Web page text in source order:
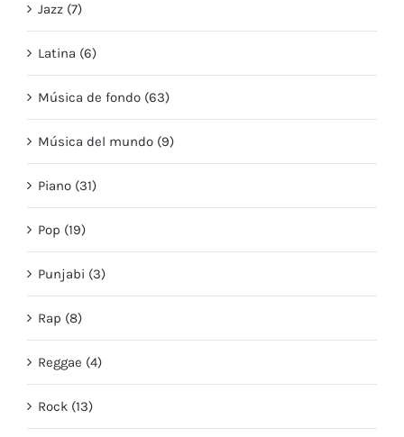
Jazz (7)
Latina (6)
Música de fondo (63)
Música del mundo (9)
Piano (31)
Pop (19)
Punjabi (3)
Rap (8)
Reggae (4)
Rock (13)